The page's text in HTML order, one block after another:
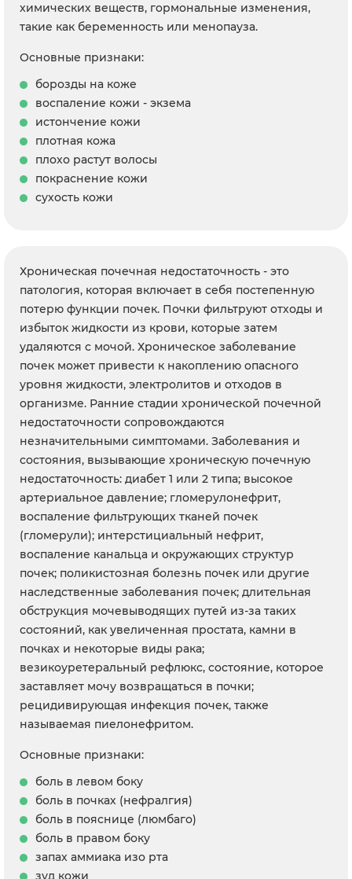
химических веществ, гормональные изменения,
такие как беременность или менопауза.
Основные признаки:
борозды на коже
воспаление кожи - экзема
истончение кожи
плотная кожа
плохо растут волосы
покраснение кожи
сухость кожи
Хроническая почечная недостаточность - это
патология, которая включает в себя постепенную
потерю функции почек. Почки фильтруют отходы и
избыток жидкости из крови, которые затем
удаляются с мочой. Хроническое заболевание
почек может привести к накоплению опасного
уровня жидкости, электролитов и отходов в
организме. Ранние стадии хронической почечной
недостаточности сопровождаются
незначительными симптомами. Заболевания и
состояния, вызывающие хроническую почечную
недостаточность: диабет 1 или 2 типа; высокое
артериальное давление; гломерулонефрит,
воспаление фильтрующих тканей почек
(гломерули); интерстициальный нефрит,
воспаление канальца и окружающих структур
почек; поликистозная болезнь почек или другие
наследственные заболевания почек; длительная
обструкция мочевыводящих путей из-за таких
состояний, как увеличенная простата, камни в
почках и некоторые виды рака;
везикоуретеральный рефлюкс, состояние, которое
заставляет мочу возвращаться в почки;
рецидивирующая инфекция почек, также
называемая пиелонефритом.
Основные признаки:
боль в левом боку
боль в почках (нефралгия)
боль в пояснице (люмбаго)
боль в правом боку
запах аммиака изо рта
зуд кожи